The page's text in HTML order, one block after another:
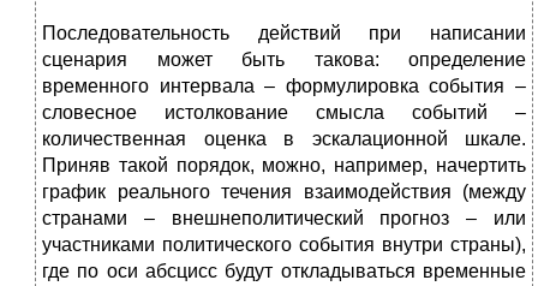
Последовательность действий при написании
сценария может быть такова: определение
временного интервала – формулировка события –
словесное истолкование смысла событий –
количественная оценка в эскалационной шкале.
Приняв такой порядок, можно, например, начертить
график реального течения взаимодействия (между
странами – внешнеполитический прогноз – или
участниками политического события внутри страны),
где по оси абсцисс будут откладываться временные